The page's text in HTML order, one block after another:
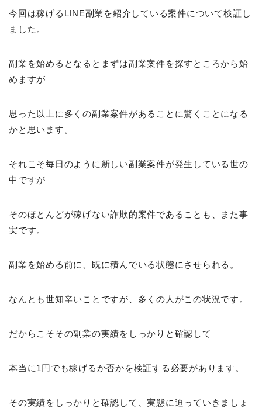
今回は稼げるLINE副業を紹介している案件について検証し
ました。
副業を始めるとなるとまずは副業案件を探すところから始
めますが
思った以上に多くの副業案件があることに驚くことになる
かと思います。
それこそ毎日のように新しい副業案件が発生している世の
中ですが
そのほとんどが稼げない詐欺的案件であることも、また事
実です。
副業を始める前に、既に積んでいる状態にさせられる。
なんとも世知辛いことですが、多くの人がこの状況です。
だからこそその副業の実績をしっかりと確認して
本当に1円でも稼げるか否かを検証する必要があります。
その実績をしっかりと確認して、実態に迫っていきましょ